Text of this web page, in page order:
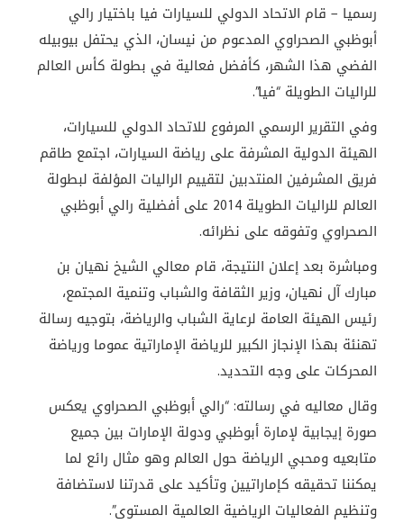
رسميا – قام الاتحاد الدولي للسيارات فيا باختيار رالي
أبوظبي الصحراوي المدعوم من نيسان، الذي يحتفل بيوبيله
الفضي هذا الشهر، كأفضل فعالية في بطولة كأس العالم
للراليات الطويلة “فيا”.
وفي التقرير الرسمي المرفوع للاتحاد الدولي للسيارات،
الهيئة الدولية المشرفة على رياضة السيارات، اجتمع طاقم
فريق المشرفين المنتدبين لتقييم الراليات المؤلفة لبطولة
العالم للراليات الطويلة 2014 على أفضلية رالي أبوظبي
الصحراوي وتفوقه على نظرائه.
ومباشرة بعد إعلان النتيجة، قام معالي الشيخ نهيان بن
مبارك آل نهيان، وزير الثقافة والشباب وتنمية المجتمع،
رئيس الهيئة العامة لرعاية الشباب والرياضة، بتوجيه رسالة
تهنئة بهذا الإنجاز الكبير للرياضة الإماراتية عموما ورياضة
المحركات على وجه التحديد.
وقال معاليه في رسالته: “رالي أبوظبي الصحراوي يعكس
صورة إيجابية لإمارة أبوظبي ودولة الإمارات بين جميع
متابعيه ومحبي الرياضة حول العالم وهو مثال رائع لما
يمكننا تحقيقه كإماراتيين وتأكيد على قدرتنا لاستضافة
وتنظيم الفعاليات الرياضية العالمية المستوى”.